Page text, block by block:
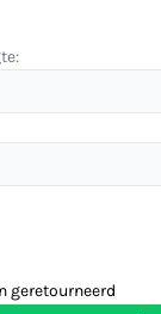
geretourneerd